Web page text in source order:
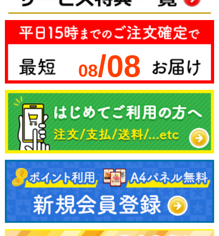
08/08